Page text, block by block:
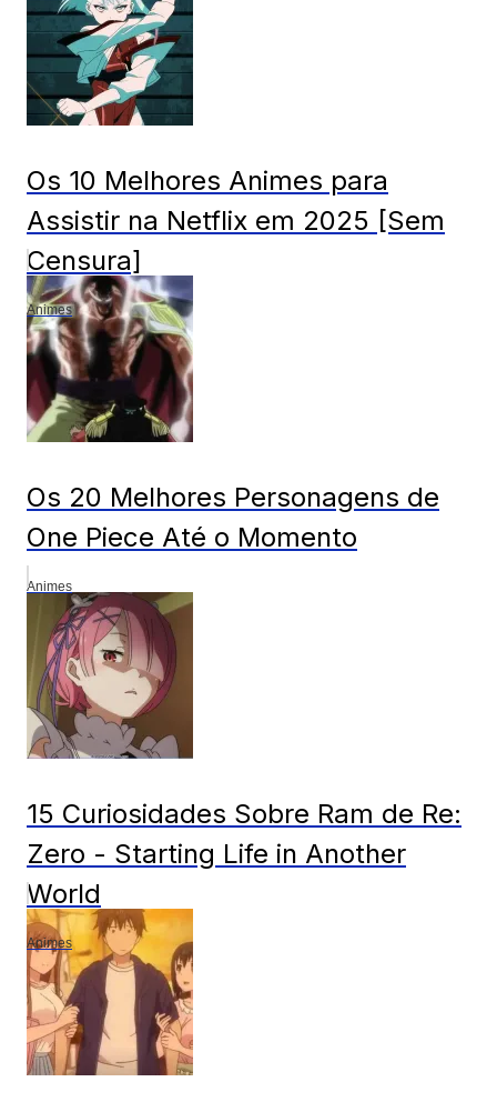
Os 10 Melhores Animes para
Assistir na Netflix em 2025 [Sem
Censura]
Animes
Os 20 Melhores Personagens de
One Piece Até o Momento
Animes
15 Curiosidades Sobre Ram de Re:
Zero - Starting Life in Another
World
Animes